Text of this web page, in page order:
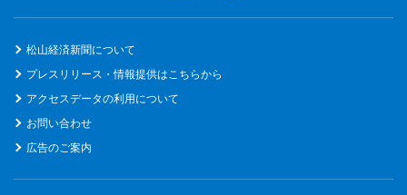
松山経済新聞について
プレスリリース・情報提供はこちらから
アクセスデータの利用について
お問い合わせ
広告のご案内